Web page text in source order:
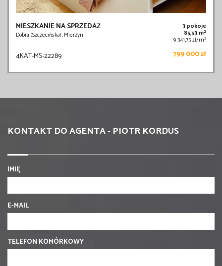
MIESZKANIE NA SPRZEDAŻ
Dobra (Szczecińska), Mierzyn
3 pokoje
85,53 m2
9 341,75 zł/m2
4KAT-MS-22289 799 000 zł
KONTAKT DO AGENTA - PIOTR KORDUS
IMIĘ
E-MAIL
TELEFON KOMÓRKOWY